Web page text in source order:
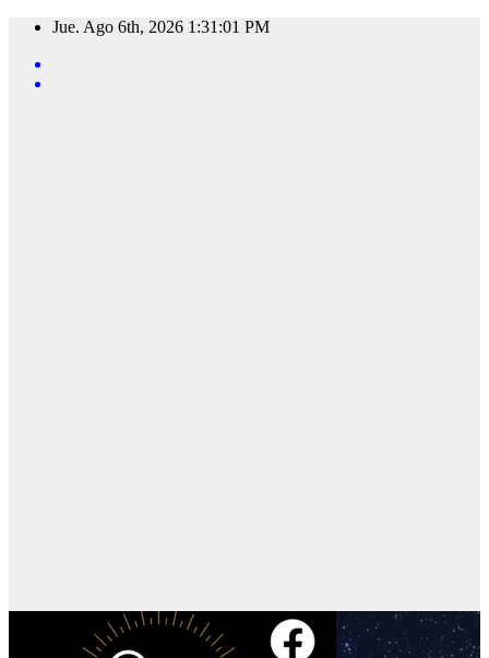
Saltar
contenido
Jue. Ago 6th, 2026 1:31:03 PM